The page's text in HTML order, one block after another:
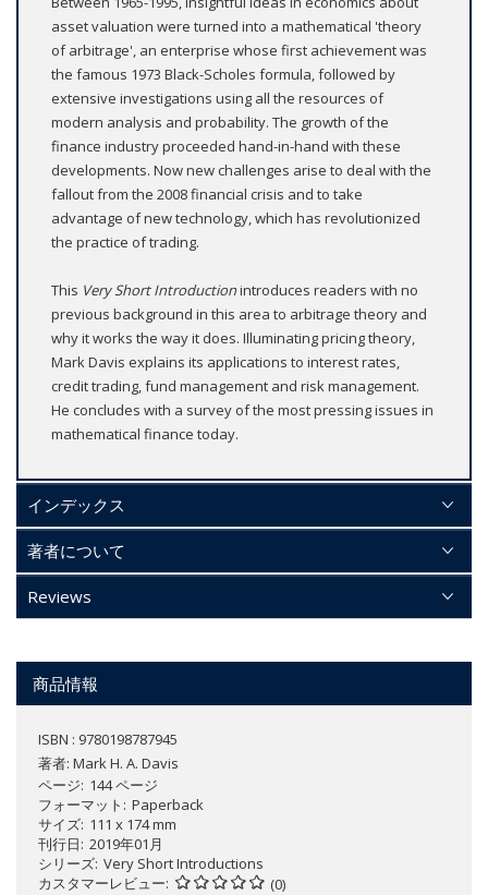
asset valuation were turned into a mathematical 'theory
of arbitrage', an enterprise whose first achievement was
the famous 1973 Black-Scholes formula, followed by
extensive investigations using all the resources of
modern analysis and probability. The growth of the
finance industry proceeded hand-in-hand with these
developments. Now new challenges arise to deal with the
fallout from the 2008 financial crisis and to take
advantage of new technology, which has revolutionized
the practice of trading.
This Very Short Introductionintroduces readers with no
previous background in this area to arbitrage theory and
why it works the way it does. Illuminating pricing theory,
Mark Davis explains its applications to interest rates,
credit trading, fund management and risk management.
He concludes with a survey of the most pressing issues in
mathematical finance today.
インデックス
著者について
Reviews
商品情報
ISBN : 9780198787945
著者: Mark H. A. Davis
ページ 144 ページ
フォーマット
Paperback
サイズ 111 x 174 mm
刊行日 2019年01月
シリーズ Very Short Introductions
カスタマーレビュー
(0)